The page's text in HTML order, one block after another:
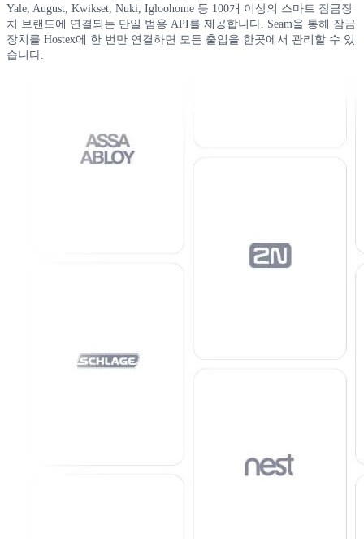
Yale, August, Kwikset, Nuki, Igloohome 등 100개 이상의 스마트 잠금장
치 브랜드에 연결되는 단일 범용 API를 제공합니다. Seam을 통해 잠금
장치를 Hostex에 한 번만 연결하면 모든 출입을 한곳에서 관리할 수 있
습니다.